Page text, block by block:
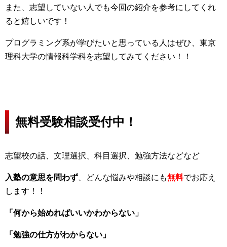
また、志望していない人でも今回の紹介を参考にしてくれ
ると嬉しいです！
プログラミング系が学びたいと思っている人はぜひ、東京
理科大学の情報科学科を志望してみてください！！
無料受験相談受付中！
志望校の話、文理選択、科目選択、勉強方法などなど
入塾の意思を問わず 、どんな悩みや相談にも無料でお応え
します！！
「何から始めればいいかわからない」
「勉強の仕方がわからない」